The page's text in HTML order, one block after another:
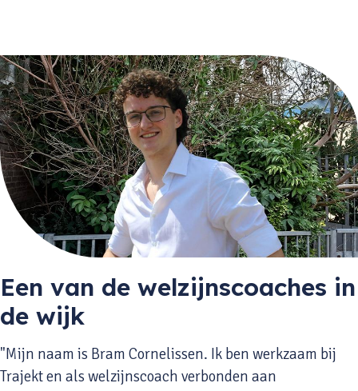
Een van de welzijnscoaches in
de wijk
"Mijn naam is Bram Cornelissen. Ik ben werkzaam bij
Trajekt en als welzijnscoach verbonden aan